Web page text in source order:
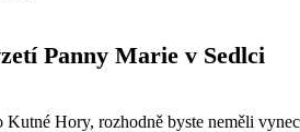
Panny Marie v Sedlci
Hory, rozhodně byste neměli